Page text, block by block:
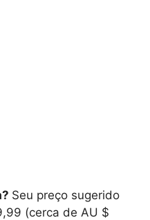
Seu preço sugerido
(cerca de AU $